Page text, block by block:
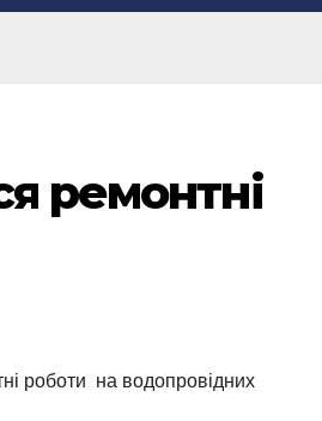
ремонтні
роботи на водопровідних